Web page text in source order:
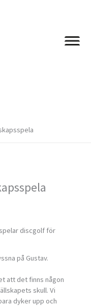
discgolf för
på Gustav.
att det finns någon
skull. Vi
dyker upp och